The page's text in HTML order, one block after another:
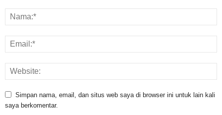
Simpan nama, email, dan situs web saya di browser ini untuk lain kali
saya berkomentar.